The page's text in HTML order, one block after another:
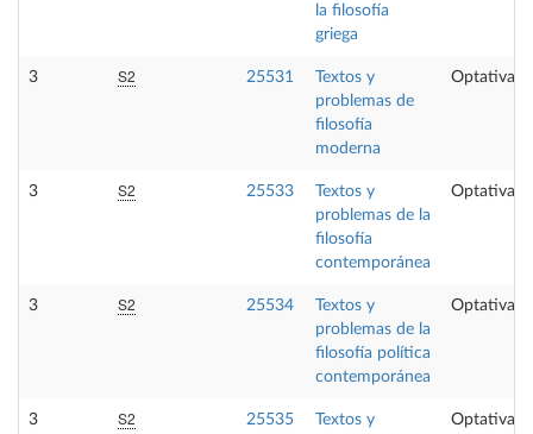
la filosofía
griega
3 S2 25531
Textos y
problemas de
filosofía
moderna
Optativa
3 S2 25533
Textos y
problemas de la
filosofía
contemporánea
Optativa
3 S2 25534
Textos y
problemas de la
filosofía política
contemporánea
Optativa
3 S2 25535
Textos y
Optativa